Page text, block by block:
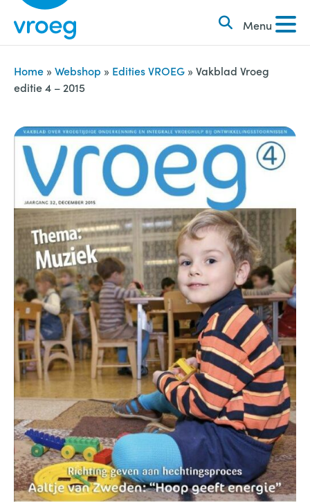
i
Menu
k
e
n
n
a
r
Home » Webshop » Edities VROEG » Vakblad Vroeg
editie 4 – 2015